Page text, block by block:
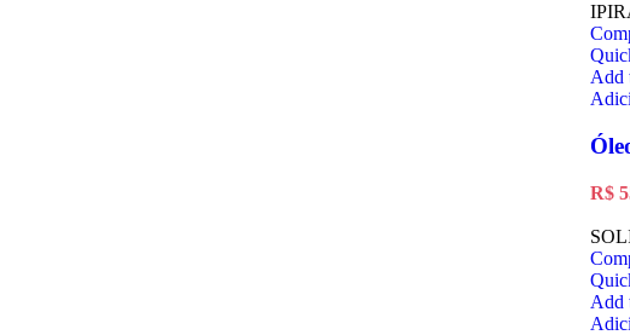
Add
R$
Add